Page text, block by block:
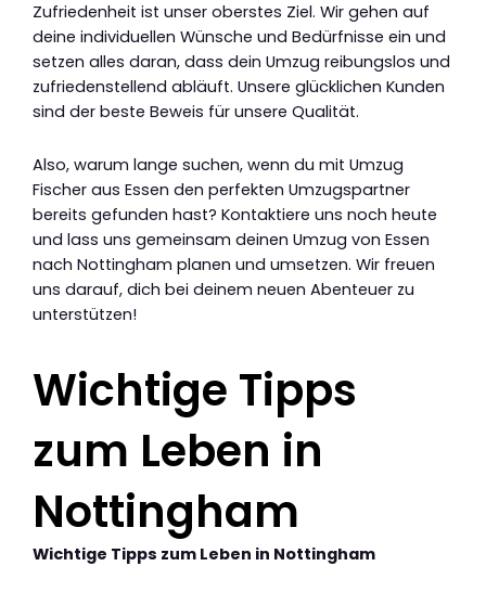
Zufriedenheit ist unser oberstes Ziel. Wir gehen auf
deine individuellen Wünsche und Bedürfnisse ein und
setzen alles daran, dass dein Umzug reibungslos und
zufriedenstellend abläuft. Unsere glücklichen Kunden
sind der beste Beweis für unsere Qualität.
Also, warum lange suchen, wenn du mit Umzug
Fischer aus Essen den perfekten Umzugspartner
bereits gefunden hast? Kontaktiere uns noch heute
und lass uns gemeinsam deinen Umzug von Essen
nach Nottingham planen und umsetzen. Wir freuen
uns darauf, dich bei deinem neuen Abenteuer zu
unterstützen!
Wichtige Tipps
zum Leben in
Nottingham
Wichtige Tipps zum Leben in Nottingham